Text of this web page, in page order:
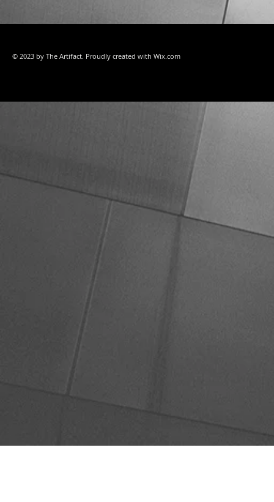
© 2023 by The Artifact. Proudly created with Wix.com